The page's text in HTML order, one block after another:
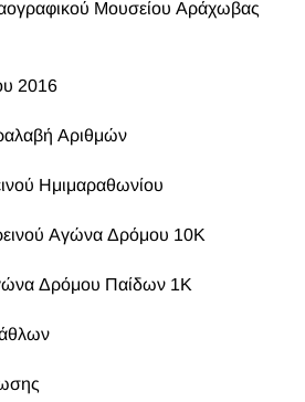
Μουσείου Αράχωβας
2016
Αριθμών
Ημιμαραθωνίου
Αγώνα Δρόμου 10Κ
Δρόμου Παίδων 1Κ